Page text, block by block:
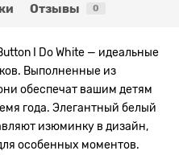
Отзывы 0
I Do White — идеальные
Выполненные из
обеспечат вашим детям
года. Элегантный белый
изюминку в дизайн,
особенных моментов.